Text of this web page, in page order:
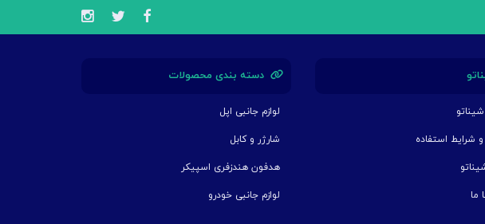
شرایط استفاده
ما
دسته بندی محصولات
لوازم جانبی اپل
شارژر و کابل
هدفون هندزفری اسپیکر
لوازم جانبی خودرو